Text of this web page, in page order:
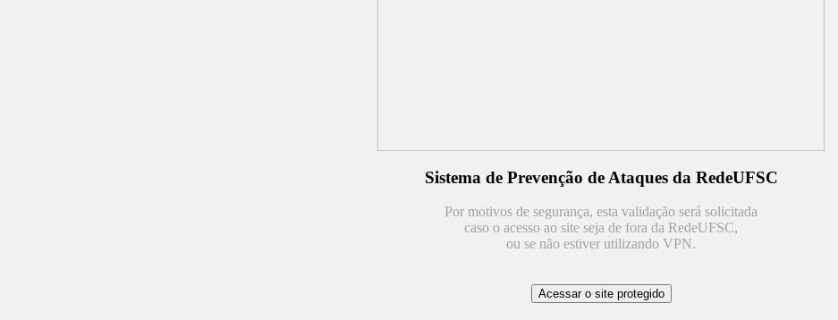
Sistema de Prevenção de Ataques da RedeUFSC
Por motivos de segurança, esta validação será solicitada
caso o acesso ao site seja de fora da RedeUFSC,
ou se não estiver utilizando VPN.